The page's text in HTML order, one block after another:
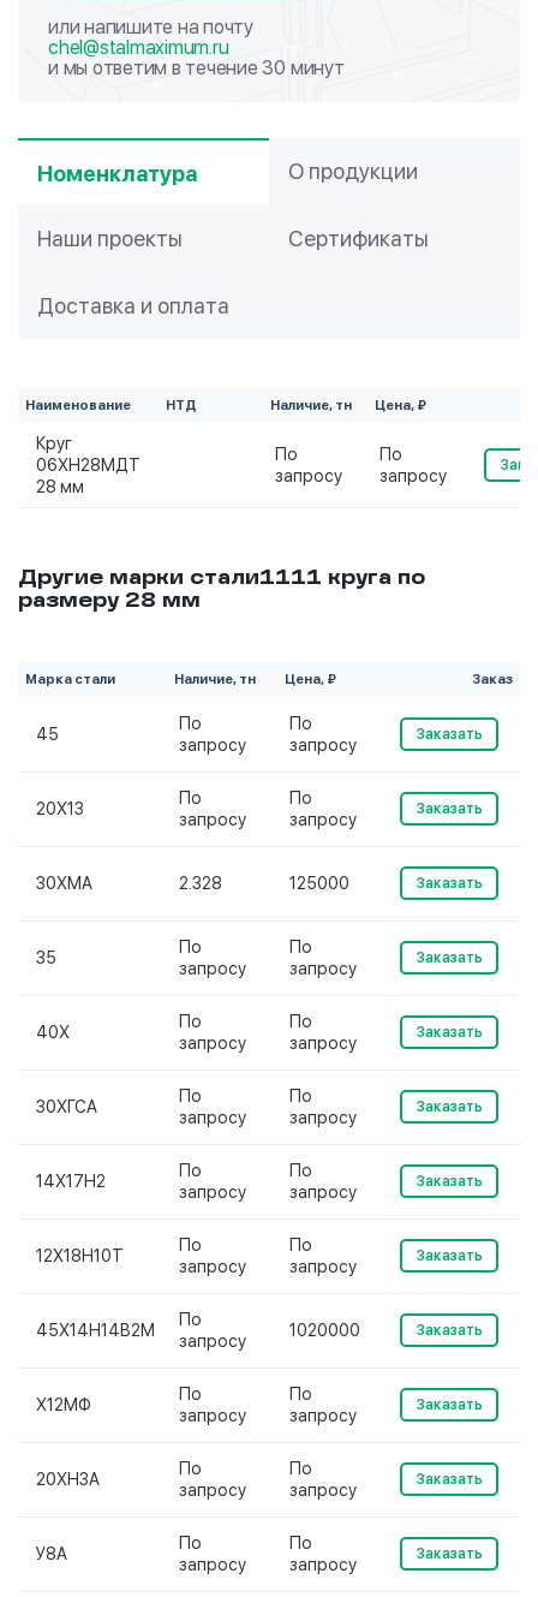
или напишите на почту
chel@stalmaximum.ru
и мы ответим в течение 30 минут
Номенклатура О продукции
Наши проекты Сертификаты
Доставка и оплата
Наименование НТД Наличие, тн Цена, ₽
Круг
06ХН28МДТ
28 мм
По
запросу
По
запросу
Другие марки стали1111 круга по
размеру 28 мм
Марка стали Наличие, тн Цена, ₽ Заказ
45
По
запросу
По
запросу
Заказать
20Х13
По
запросу
По
запросу
Заказать
30ХМА 2.328 125000 Заказать
35
По
запросу
По
запросу
Заказать
40Х
По
запросу
По
запросу
Заказать
30ХГСА
По
запросу
По
запросу
Заказать
14Х17Н2
По
запросу
По
запросу
Заказать
12Х18Н10Т
По
запросу
По
запросу
Заказать
45Х14Н14В2М
По
запросу
1020000 Заказать
Х12МФ
По
запросу
По
запросу
Заказать
20ХН3А
По
запросу
По
запросу
Заказать
У8А
По
запросу
По
запросу
Заказать